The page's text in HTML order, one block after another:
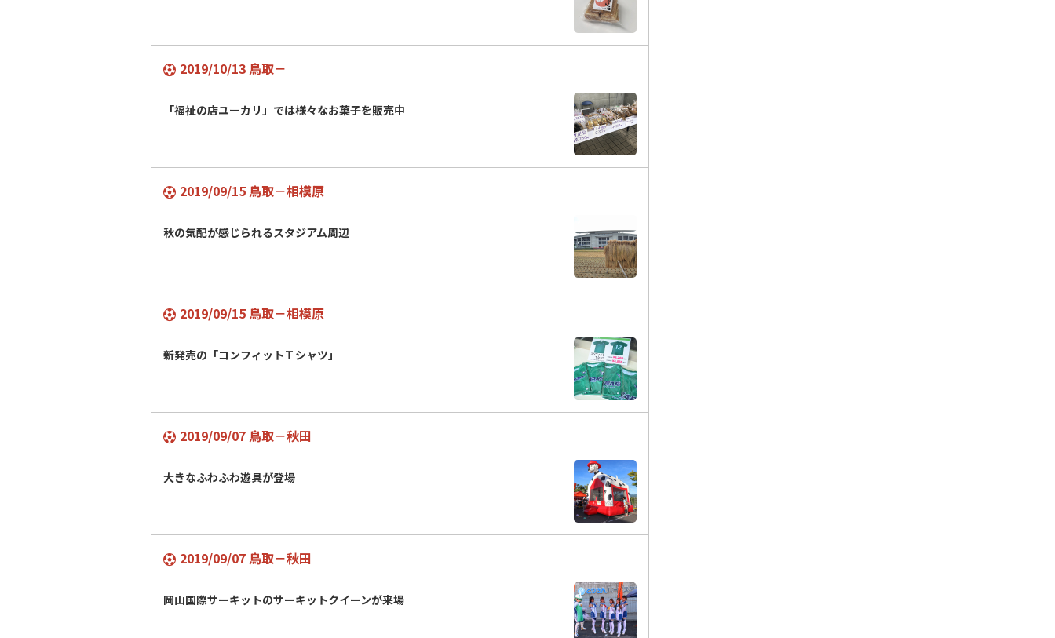
2019/10/13 鳥取－
「福祉の店ユーカリ」では様々なお菓子を販売中
2019/09/15 鳥取－相模原
秋の気配が感じられるスタジアム周辺
2019/09/15 鳥取－相模原
新発売の「コンフィットＴシャツ」
2019/09/07 鳥取－秋田
大きなふわふわ遊具が登場
2019/09/07 鳥取－秋田
岡山国際サーキットのサーキットクイーンが来場